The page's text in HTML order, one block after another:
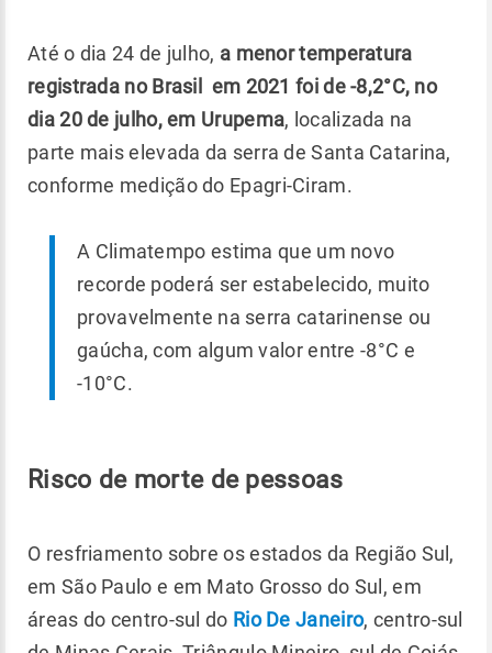
Até o dia 24 de julho, a menor temperatura
registrada no Brasil em 2021 foi de -8,2°C, no
dia 20 de julho, em Urupema, localizada na
parte mais elevada da serra de Santa Catarina,
conforme medição do Epagri-Ciram.
A Climatempo estima que um novo
recorde poderá ser estabelecido, muito
provavelmente na serra catarinense ou
gaúcha, com algum valor entre -8°C e
-10°C.
Risco de morte de pessoas
O resfriamento sobre os estados da Região Sul,
em São Paulo e em Mato Grosso do Sul, em
áreas do centro-sul do Rio De Janeiro, centro-sul